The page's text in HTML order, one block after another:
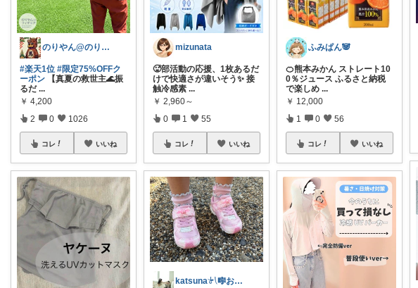
のりやん@のりやんフィギュアを探せ開催中
#楽天1位 #限定75%OFFク
ーポン 【真夏の救世主🌊振
るだ ...
￥ 4,200
2 0 1026
コレ いいね
mizunata
🥵部活動の応援、1枚あるだ
けで快適さが違いそう✨ 接
触冷感素 ...
￥ 2,960～
0 1 55
コレ いいね
katsuna𓍯🎼お返事遅れます🐢
ふみぱん🐼
🍊熊本みかん ストレート10
0％ジュース ふるさと納税
で楽しめ ...
￥ 12,000
1 0 56
コレ いいね